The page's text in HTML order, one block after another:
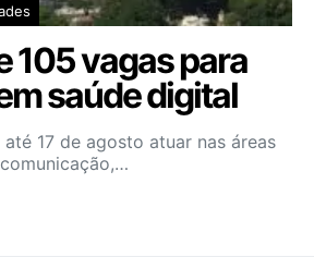
105 vagas para
saúde digital
17 de agosto atuar nas áreas